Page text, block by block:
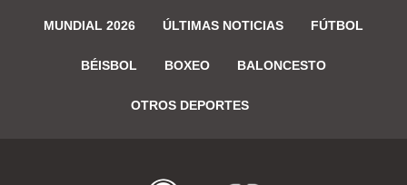
MUNDIAL 2026 ÚLTIMAS NOTICIAS FÚTBOL
BÉISBOL BOXEO BALONCESTO
OTROS DEPORTES